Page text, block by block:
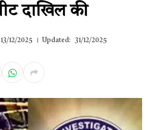
दाखिल की
13/12/2025 Updated: 31/12/2025